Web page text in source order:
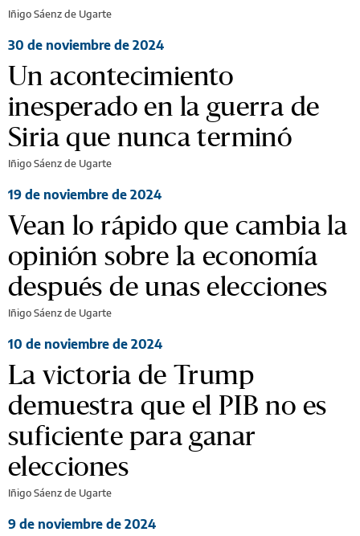
Iñigo Sáenz de Ugarte
30 de noviembre de 2024
Un acontecimiento
inesperado en la guerra de
Siria que nunca terminó
Iñigo Sáenz de Ugarte
19 de noviembre de 2024
Vean lo rápido que cambia la
opinión sobre la economía
después de unas elecciones
Iñigo Sáenz de Ugarte
10 de noviembre de 2024
La victoria de Trump
demuestra que el PIB no es
suficiente para ganar
elecciones
Iñigo Sáenz de Ugarte
9 de noviembre de 2024